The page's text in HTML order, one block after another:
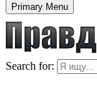
Primary Menu
Search for: